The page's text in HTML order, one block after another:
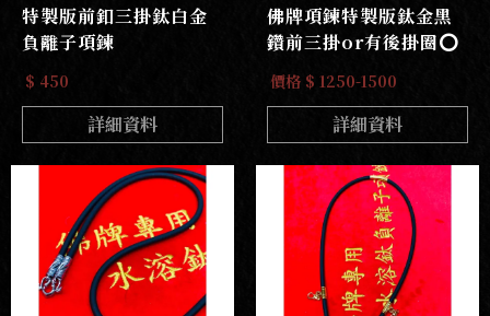
特製版前釦三掛鈦白金
負離子項鍊
$ 450
詳細資料
佛牌項鍊特製版鈦金黑
鑽前三掛or有後掛圈⭕️
價格 $ 1250-1500
詳細資料